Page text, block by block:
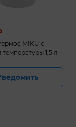
MIKU с
температуры 1,5 л